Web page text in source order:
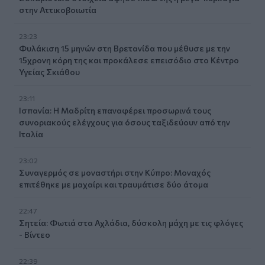
στην Αττικοβοιωτία
23:23
Φυλάκιση 15 μηνών στη Βρετανίδα που μέθυσε με την
15χρονη κόρη της και προκάλεσε επεισόδιο στο Κέντρο
Υγείας Σκιάθου
23:11
Ισπανία: Η Μαδρίτη επαναφέρει προσωρινά τους
συνοριακούς ελέγχους για όσους ταξιδεύουν από την
Ιταλία
23:02
Συναγερμός σε μοναστήρι στην Κύπρο: Μοναχός
επιτέθηκε με μαχαίρι και τραυμάτισε δύο άτομα
22:47
Σητεία: Φωτιά στα Αχλάδια, δύσκολη μάχη με τις φλόγες
- Βίντεο
22:39